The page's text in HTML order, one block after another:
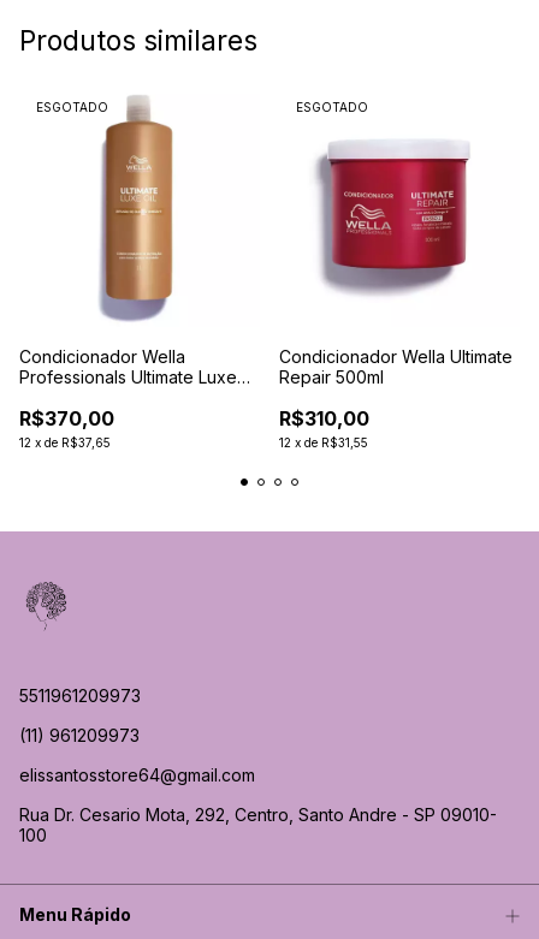
Produtos similares
ESGOTADO
Condicionador Wella
Professionals Ultimate Luxe
R$370,00
12 x de R$37,65
ESGOTADO
Condicionador Wella Ultimate
Repair 500ml
R$310,00
12 x de R$31,55
5511961209973
(11) 961209973
elissantosstore64@gmail.com
Rua Dr. Cesario Mota, 292, Centro, Santo Andre - SP 09010-
100
Menu Rápido